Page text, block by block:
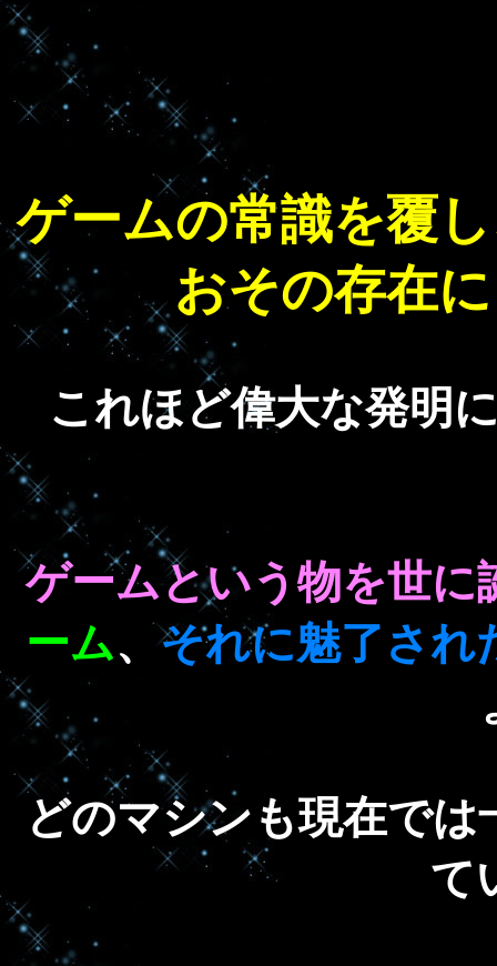
ゲームの常識を覆
おその存在
これほど偉大な発明
ゲームという物を世に
ーム、それに魅了され
どのマシンも現在で
て